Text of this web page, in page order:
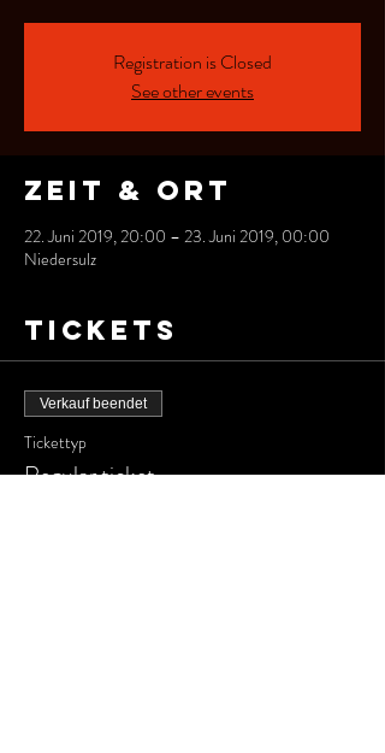
Registration is Closed
See other events
Zeit & Ort
22. Juni 2019, 20:00 – 23. Juni 2019, 00:00
Niedersulz
Tickets
Verkauf beendet
Tickettyp
Regular ticket